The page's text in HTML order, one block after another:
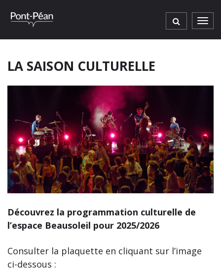
LA SAISON CULTURELLE
Découvrez la programmation culturelle de
l’espace Beausoleil pour 2025/2026
Consulter la plaquette en cliquant sur l’image
ci-dessous :